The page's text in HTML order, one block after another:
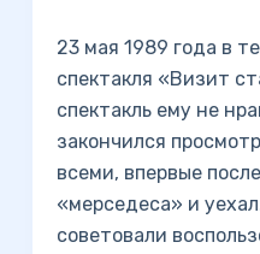
23 мая 1989 года в
спектакля «Визит
спектакль ему не
закончился
всеми, впервые
«мерседеса» и
советовали